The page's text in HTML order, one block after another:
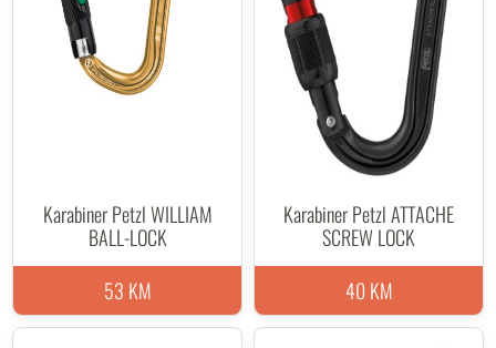
Karabiner Petzl WILLIAM
BALL-LOCK
53 KM
Karabiner Petzl ATTACHE
SCREW LOCK
40 KM